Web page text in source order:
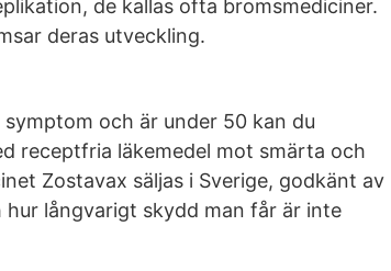
de kallas ofta bromsmediciner.
deras utveckling.
symptom och är under 50 kan du
receptfria läkemedel mot smärta och
Zostavax säljas i Sverige, godkänt av
långvarigt skydd man får är inte